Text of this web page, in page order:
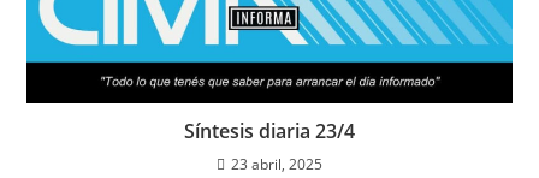
Síntesis diaria 23/4
23 abril, 2025